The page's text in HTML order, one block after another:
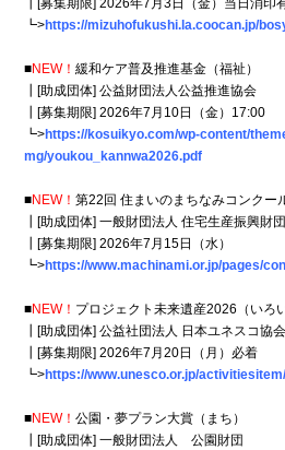
┃[募集期限] 2026年7月3日（金）当日消印
┗>https://mizuhofukushi.la.coocan.jp/
■NEW！緩和ケア普及推進基金（福祉）
┃[助成団体] 公益財団法人公益推進協会
┃[募集期限] 2026年7月10日（金）17:00
┗>https://kosuikyo.com/wp-content/
mg/youkou_kannwa2026.pdf
■NEW！第22回 住まいのまちなみコンクー
┃[助成団体] 一般財団法人 住宅生産振興財団
┃[募集期限] 2026年7月15日（水）
┗>https://www.machinami.or.jp/pages/
■NEW！ プロジェクト未来遺産2026（いろ
┃[助成団体] 公益社団法人 日本ユネスコ協
┃[募集期限] 2026年7月20日（月）必着
┗>https://www.unesco.or.jp/
■NEW！公園・夢プラン大賞（まち）
┃[助成団体] 一般財団法人 公園財団